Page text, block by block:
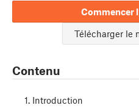
Commencer
Télécharger le
Contenu
1. Introduction